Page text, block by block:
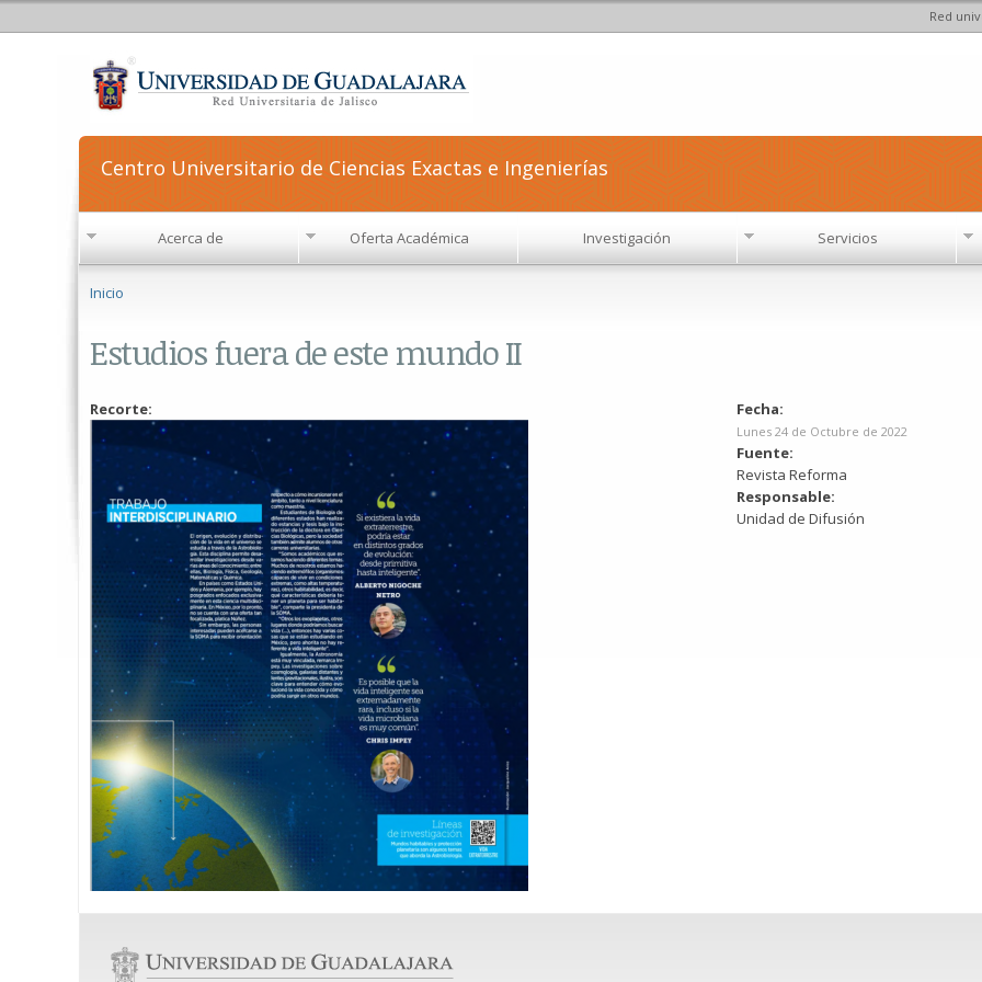
Red
Centro Universitario de Ciencias Exactas e Ingenierías
Acerca de Oferta Académica Investigación Servicios
Inicio
Estudios fuera de este mundo II
Recorte: Fecha:
Lunes 24 de Octubre de 2022
Fuente:
Revista Reforma
Responsable:
Unidad de Difusión